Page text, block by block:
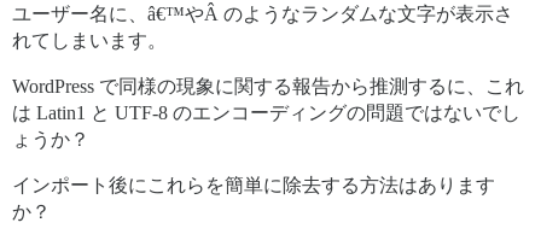
ユーザー名に、â€™やÂ のようなランダムな文字が表示さ
れてしまいます。
WordPress で同様の現象に関する報告から推測するに、これ
は Latin1 と UTF-8 のエンコーディングの問題ではないでし
ょうか？
インポート後にこれらを簡単に除去する方法はあります
か？